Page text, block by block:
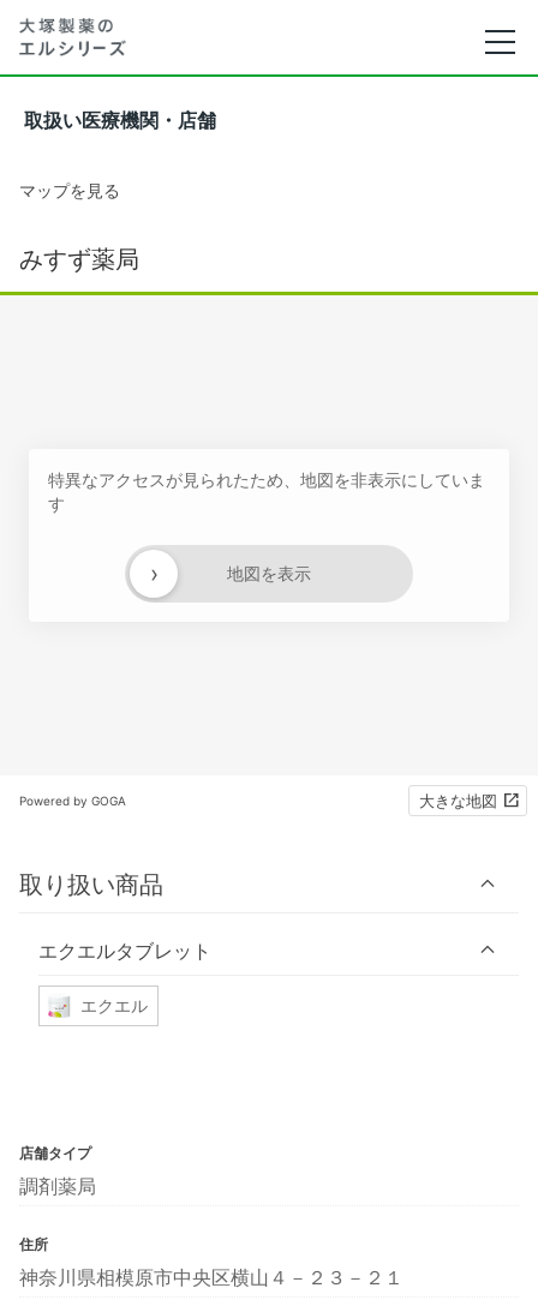
取扱い医療機関・店舗
マップを見る
みすず薬局
特異なアクセスが見られたため、地図を非表示にしていま
す
地図を表示
›
Powered by GOGA 大きな地図
取り扱い商品
エクエルタブレット
エクエル
店舗タイプ
調剤薬局
住所
神奈川県相模原市中央区横山４－２３－２１